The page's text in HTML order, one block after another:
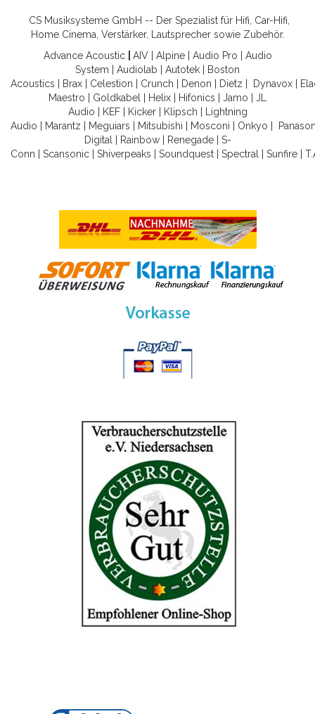
CS Musiksysteme GmbH -- Der Spezialist für Hifi, Car-Hifi,
Home Cinema, Verstärker, Lautsprecher sowie Zubehör.
Advance Acoustic
AIV| Alpine| Audio Pro
Audio
System
Audiolab Autotek
Boston
Acoustics
Brax Celestion Crunch Denon Dietz Dynavox
Maestro
Goldkabel Helix Hifonics Jamo
JL
Audio
KEF| Kicker| Klipsch
Lightning
Audio
Marantz Meguiars Mitsubishi Mosconi Onkyo
Digital
Rainbow| Renegade| S-
Conn
Scansonic Shiverpeaks Soundquest Spectral Sunfire